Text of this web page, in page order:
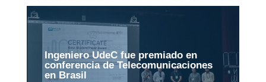
Ingeniero UdeC fue premiado en
conferencia de Telecomunicaciones
en Brasil